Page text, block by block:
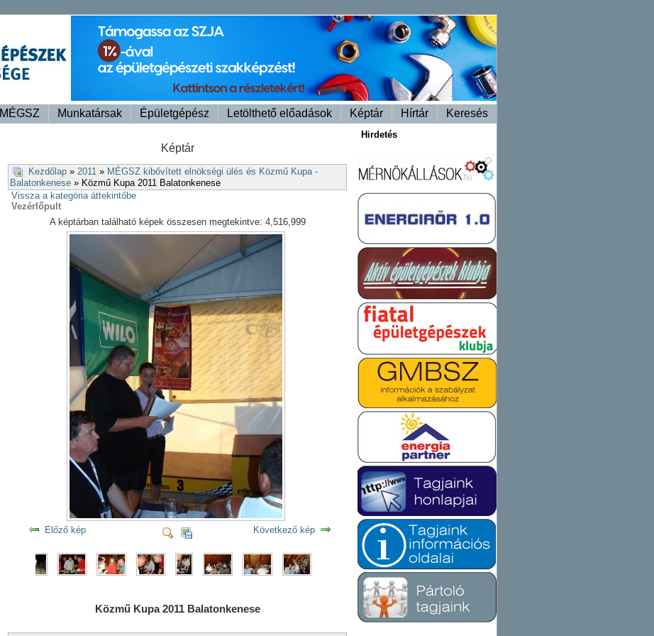
MÉGSZ Munkatársak Épületgépész Letölthető előadások Képtár Hírtár Keresés
Hirdetés
Képtár
Kezdőlap » 2011 » MÉGSZ kibővített elnökségi ülés és Közmű Kupa -
Balatonkenese » Közmű Kupa 2011 Balatonkenese
Vissza a kategória áttekintőbe
Vezérlőpult
A képtárban található képek összesen megtekintve: 4,516,999
Előző kép Következő kép
Közmű Kupa 2011 Balatonkenese